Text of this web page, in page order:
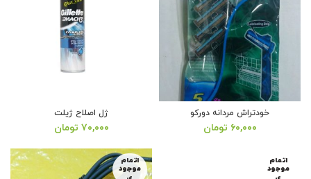
خودتراش مردانه دورکو
۶۰,۰۰۰ تومان
ژل اصلاح ژیلت
۷۰,۰۰۰ تومان
اتمام
موجود
اتمام
موجود